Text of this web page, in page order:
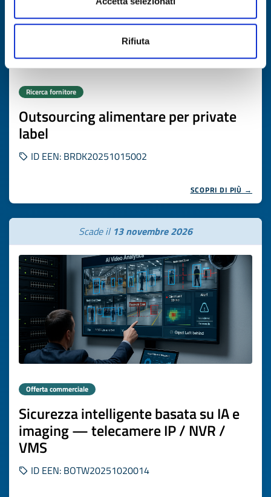
Rifiuta
Ricerca fornitore
Outsourcing alimentare per private
label
ID EEN: BRDK20251015002
SCOPRI DI PIÙ →
Scade il 13 novembre 2026
Offerta commerciale
Sicurezza intelligente basata su IA e
imaging — telecamere IP / NVR /
VMS
ID EEN: BOTW20251020014